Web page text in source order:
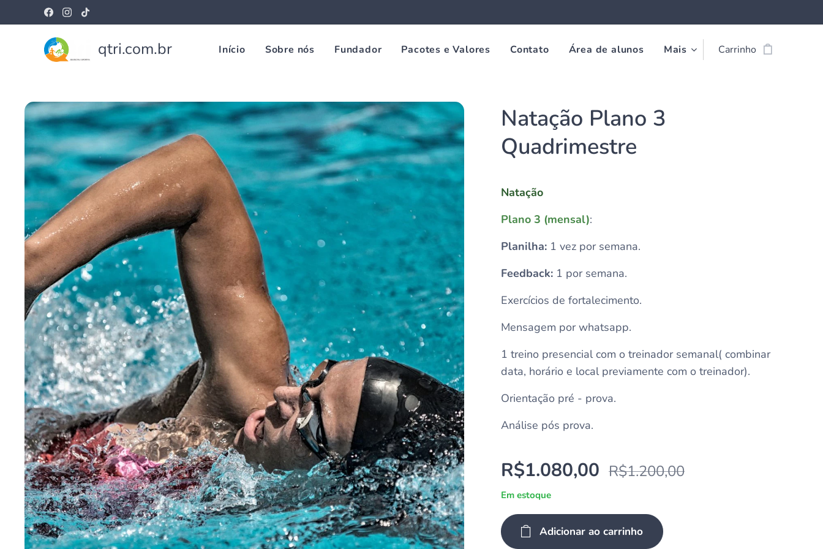
qtri.com.br Início Sobre nós Fundador Pacotes e Valores Contato Área de alunos Mais Carrinho
Natação Plano 3
Quadrimestre
Natação
Plano 3 (mensal):
Planilha: 1 vez por semana.
Feedback: 1 por semana.
Exercícios de fortalecimento.
Mensagem por whatsapp.
1 treino presencial com o treinador semanal( combinar
data, horário e local previamente com o treinador).
Orientação pré - prova.
Análise pós prova.
R$1.080,00 R$1.200,00
Em estoque
Adicionar ao carrinho